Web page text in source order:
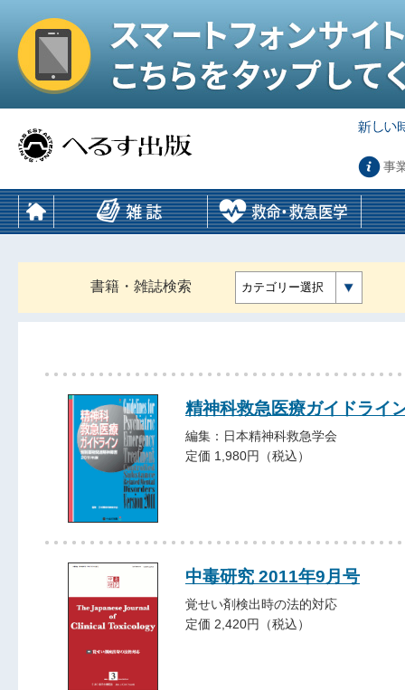
事
書籍・雑誌検索 カテゴリー選択
精神科救急医療ガイドライ
編集：日本精神科救急学会
定価 1,980円（税込）
中毒研究 2011年9月号
覚せい剤検出時の法的対応
定価 2,420円（税込）